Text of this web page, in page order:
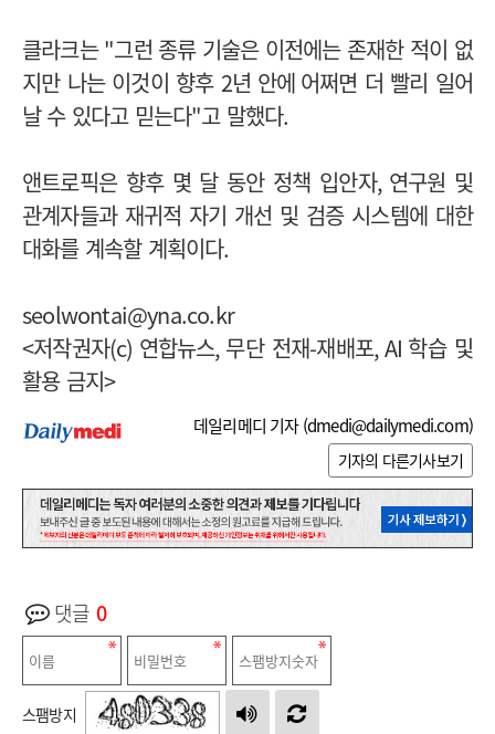
클라크는"그런 종류 기술은 이전에는 존재한 적이 없
지만 나는 이것이 향후 2년 안에 어쩌면 더 빨리 일어
날 수 있다고 믿는다"고 말했다.
앤트로픽은 향후 몇 달 동안 정책 입안자, 연구원 및
관계자들과 재귀적 자기 개선 및 검증 시스템에 대한
대화를 계속할 계획이다.
seolwontai@yna.co.kr
<저작권자(c) 연합뉴스, 무단 전재-재배포, AI 학습 및
활용 금지>
데일리메디 기자 (dmedi@dailymedi.com)
기자의 다른기사보기
댓글 0
스팸방지